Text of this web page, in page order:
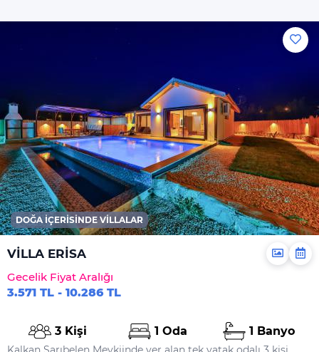
DOĞA İÇERISINDE VILLALAR
VİLLA ERİSA
Gecelik Fiyat Aralığı
3.571 TL - 10.286 TL
3 Kişi 1 Oda 1 Banyo